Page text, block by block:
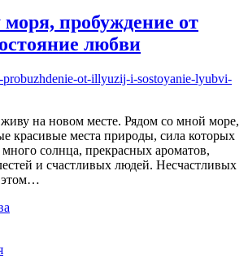
пробуждение от
любви
на новом месте. Рядом со мной море,
красивые места природы, сила которых
солнца, прекрасных ароматов,
и счастливых людей. Несчастливых
этом…